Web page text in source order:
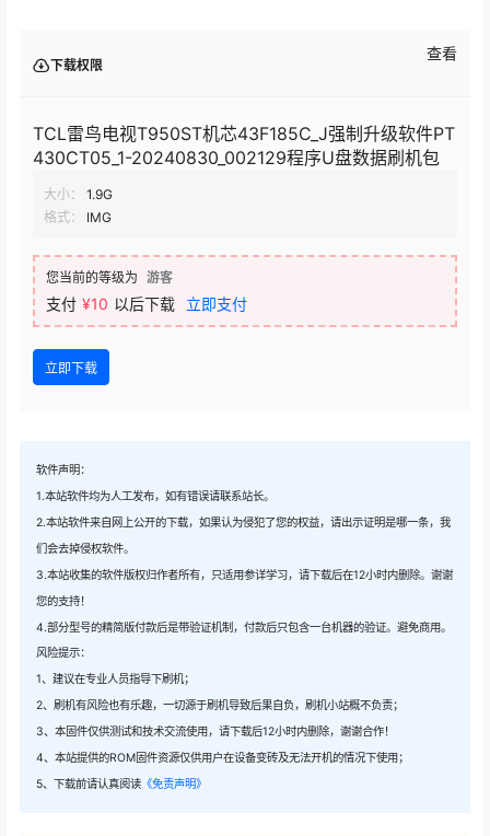
下载权限
查看
TCL雷鸟电视T950ST机芯43F185C_J强制升级软件PT
430CT05_1-20240830_002129程序U盘数据刷机包
大小：
1.9G
格式：
IMG
您当前的等级为 游客
支付 ¥10 以后下载 立即支付
立即下载
软件声明：
1.本站软件均为人工发布，如有错误请联系站长。
2.本站软件来自网上公开的下载，如果认为侵犯了您的权益，请出示证明是哪一条，我
们会去掉侵权软件。
3.本站收集的软件版权归作者所有，只适用参详学习，请下载后在12小时内删除。谢谢
您的支持！
4.部分型号的精简版付款后是带验证机制，付款后只包含一台机器的验证。避免商用。
风险提示：
1、建议在专业人员指导下刷机；
2、刷机有风险也有乐趣，一切源于刷机导致后果自负，刷机小站概不负责；
3、本固件仅供测试和技术交流使用，请下载后12小时内删除，谢谢合作！
4、本站提供的ROM固件资源仅供用户在设备变砖及无法开机的情况下使用；
5、下载前请认真阅读 《免责声明》